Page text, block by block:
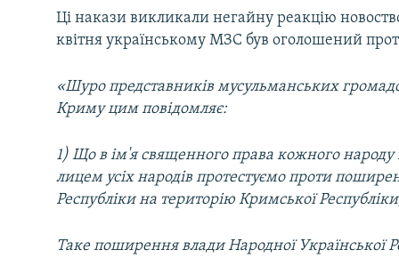
Ці накази викликали негайну реакцію
квітня українському МЗС був оголошений
«Шуро представників мусульманських
Криму цим повідомляє:
1) Що в ім'я священного права кожного народу
лицем усіх народів протестуємо проти
Республіки на територію Кримської
Таке поширення влади Народної Української